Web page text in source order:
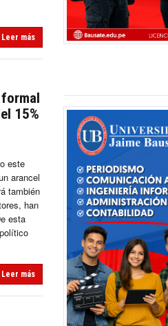
Leer más
15%
este
arancel
también
han
esta
Leer más